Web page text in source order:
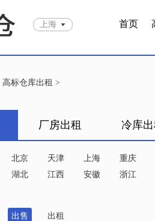
上海 首页
高标仓库出租 >
厂房出租 冷库出
北京 天津 上海 重庆
湖北 江西 安徽 浙江
出售 出租